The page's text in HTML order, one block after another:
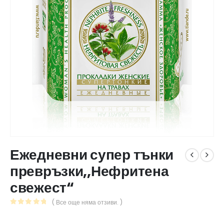
Ежедневни супер тънки
превръзки,,Нефритена
свежест“
( Все още няма отзиви. )